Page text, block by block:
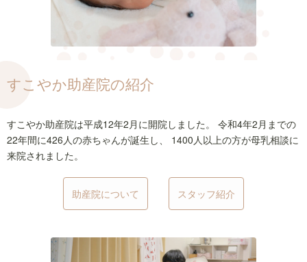
すこやか助産院の紹介
すこやか助産院は平成12年2月に開院しました。
令和4年2月までの
22年間に426人の赤ちゃんが誕生し、
1400人以上の方が母乳相談に
来院されました。
助産院について スタッフ紹介